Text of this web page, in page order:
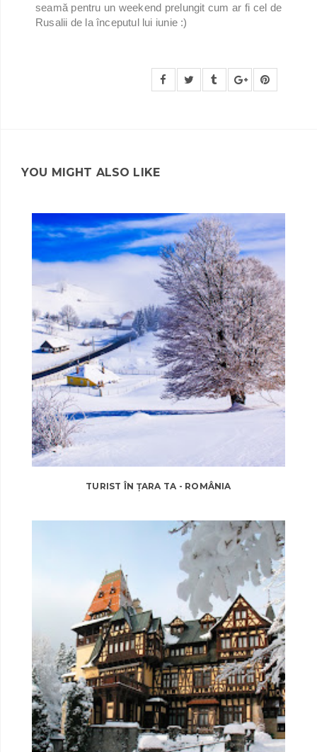
seamă pentru un weekend prelungit cum ar fi cel de
Rusalii de la începutul lui iunie :)
YOU MIGHT ALSO LIKE
TURIST ÎN ȚARA TA - ROMÂNIA